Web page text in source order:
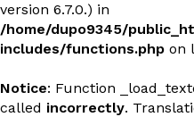
version 6.7.0.) in
/home/dupo9345/
includes/functions.php on
Notice: Function
called incorrectly.